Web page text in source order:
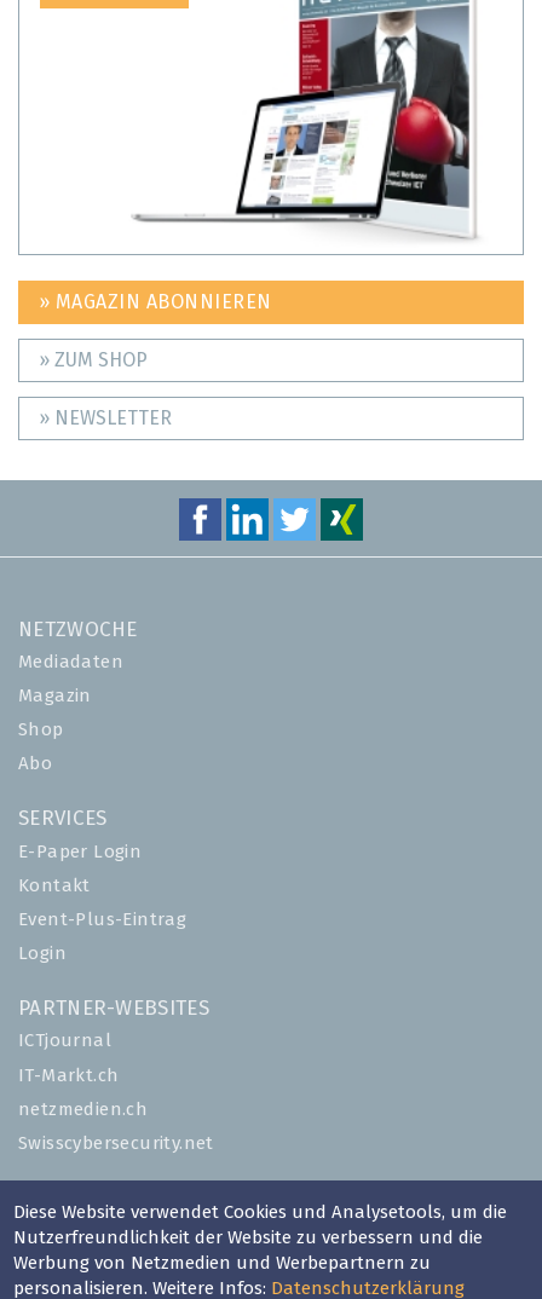
» MAGAZIN ABONNIEREN
» ZUM SHOP
» NEWSLETTER
NETZWOCHE
Mediadaten
Magazin
Shop
Abo
SERVICES
E-Paper Login
Kontakt
Event-Plus-Eintrag
Login
PARTNER-WEBSITES
ICTjournal
IT-Markt.ch
netzmedien.ch
Swisscybersecurity.net
Impressum
AGB
Diese Website verwendet Cookies und Analysetools, um die
Nutzerfreundlichkeit der Website zu verbessern und die
Werbung von Netzmedien und Werbepartnern zu
personalisieren. Weitere Infos: Datenschutzerklärung